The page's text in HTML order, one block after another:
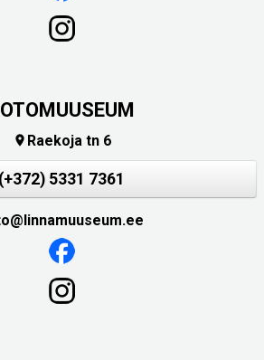
 Raekoja tn 6
(+372) 5331 7361